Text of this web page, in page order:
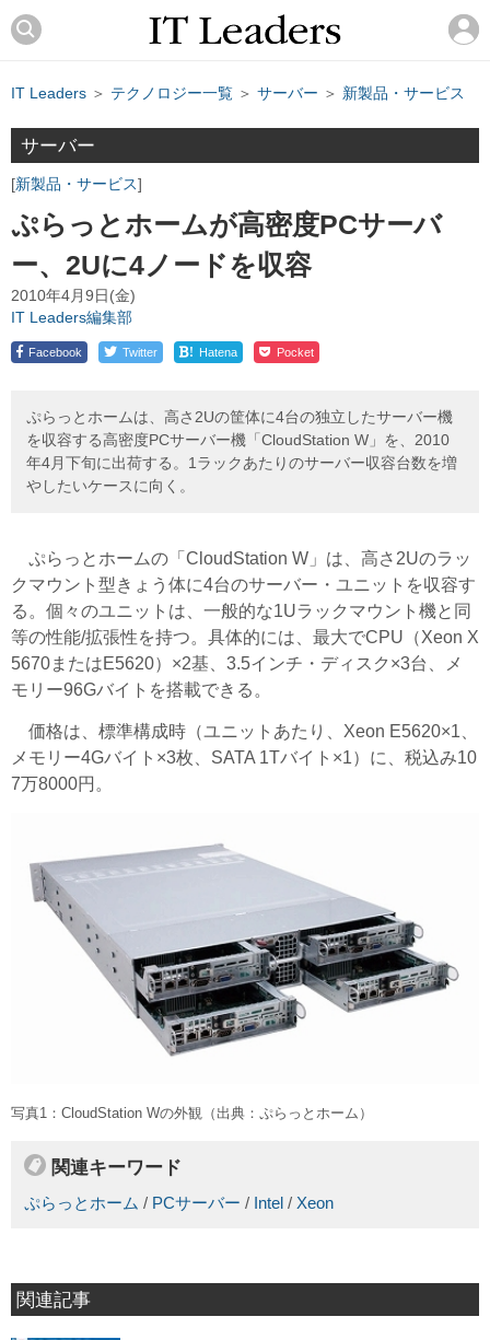
IT Leaders ＞ テクノロジー一覧 ＞ サーバー ＞ 新製品・サービス
サーバー
新製品・サービス
ぷらっとホームが高密度PCサーバ
ー、2Uに4ノードを収容
2010年4月9日(金)
IT Leaders編集部
Facebook Twitter ! Hatena Pocket
ぷらっとホームは、高さ2Uの筐体に4台の独立したサーバー機
を収容する高密度PCサーバー機「CloudStation W」を、2010
年4月下旬に出荷する。1ラックあたりのサーバー収容台数を増
やしたいケースに向く。
ぷらっとホームの「CloudStation W」は、高さ2Uのラッ
クマウント型きょう体に4台のサーバー・ユニットを収容す
る。個々のユニットは、一般的な1Uラックマウント機と同
等の性能/拡張性を持つ。具体的には、最大でCPU（Xeon X
5670またはE5620）×2基、3.5インチ・ディスク×3台、メ
モリー96Gバイトを搭載できる。
価格は、標準構成時（ユニットあたり、Xeon E5620×1、
メモリー4Gバイト×3枚、SATA 1Tバイト×1）に、税込み10
7万8000円。
写真1：CloudStation Wの外観（出典：ぷらっとホーム）
関連キーワード
ぷらっとホーム / PCサーバー / Intel / Xeon
関連記事